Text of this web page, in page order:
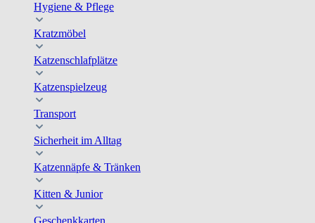
Hygiene & Pflege
Kratzmöbel
Katzenschlafplätze
Katzenspielzeug
Transport
Sicherheit im Alltag
Katzennäpfe & Tränken
Kitten & Junior
Geschenkkarten